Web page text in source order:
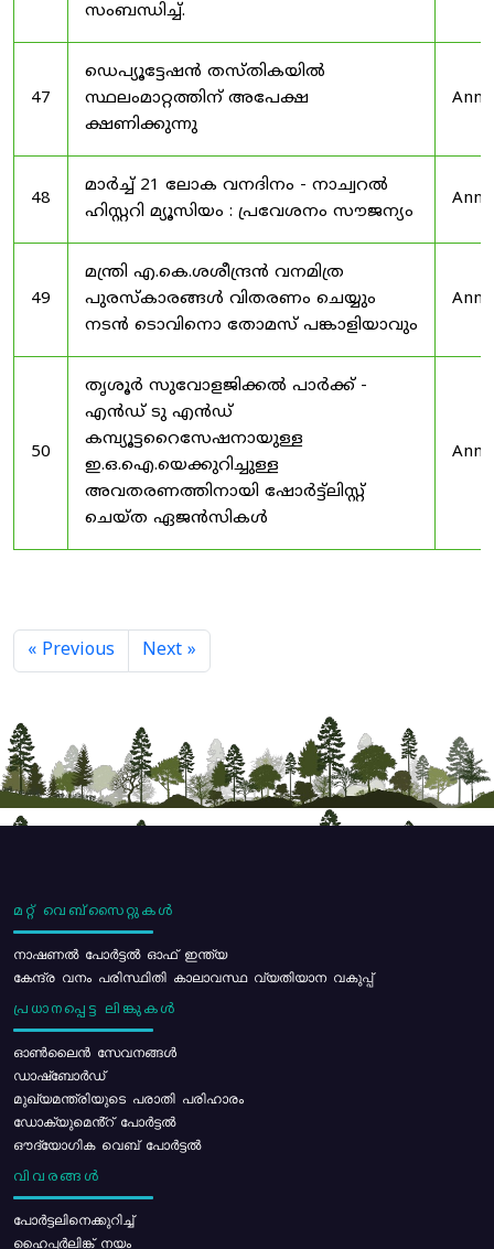
സംബന്ധിച്ച്.
47
ഡെപ്യൂട്ടേഷൻ തസ്തികയിൽ
സ്ഥലംമാറ്റത്തിന് അപേക്ഷ
ക്ഷണിക്കുന്നു
48
മാർച്ച് 21 ലോക വനദിനം - നാച്വറൽ
ഹിസ്റ്ററി മ്യൂസിയം : പ്രവേശനം സൗജന്യം
49
മന്ത്രി എ.കെ.ശശീന്ദ്രൻ വനമിത്ര
പുരസ്‌കാരങ്ങൾ വിതരണം ചെയ്യും
നടൻ ടൊവിനൊ തോമസ് പങ്കാളിയാവും
50
തൃശൂർ സുവോളജിക്കൽ പാർക്ക് -
എൻഡ് ടു എൻഡ്
കമ്പ്യൂട്ടറൈസേഷനായുള്ള
ഇ.ഒ.ഐ.യെക്കുറിച്ചുള്ള
അവതരണത്തിനായി ഷോർട്ട്‌ലിസ്റ്റ്
ചെയ്ത ഏജൻസികൾ
« Previous Next »
മറ്റ് വെബ്സൈറ്റുകൾ
നാഷണൽ പോർട്ടൽ ഓഫ് ഇന്ത്യ
കേന്ദ്ര വനം പരിസ്ഥിതി കാലാവസ്ഥ വ്യതിയാന വകുപ്പ്
പ്രധാനപ്പെട്ട ലിങ്കുകൾ
ഓൺലൈൻ സേവനങ്ങൾ
ഡാഷ്ബോർഡ്
മുഖ്യമന്ത്രിയുടെ പരാതി പരിഹാരം
ഡോക്യുമെൻ്റ് പോർട്ടൽ
ഔദ്യോഗിക വെബ് പോർട്ടൽ
വിവരങ്ങൾ
പോര്‍ട്ടലിനെക്കുറിച്ച്
ഹൈപ്പർലിങ്ക് നയം